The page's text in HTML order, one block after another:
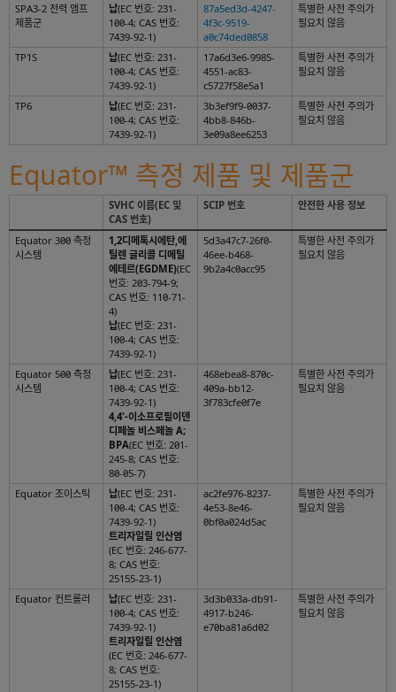
SPA3-2 전력 앰프
제품군
납(EC 번호: 231-
100-4; CAS 번호:
7439-92-1)
87a5ed3d-4247-
4f3c-9519-
a0c74ded0858
특별한 사전 주의가
필요치 않음
TP1S 납(EC 번호: 231-
100-4; CAS 번호:
7439-92-1)
17a6d3e6-9985-
4551-ac83-
c5727f58e5a1
특별한 사전 주의가
필요치 않음
TP6 납(EC 번호: 231-
100-4; CAS 번호:
7439-92-1)
3b3ef9f9-0037-
4bb8-846b-
3e09a8ee6253
특별한 사전 주의가
필요치 않음
Equator™ 측정 제품 및 제품군
SVHC 이름(EC 및
CAS 번호)
SCIP 번호 안전한 사용 정보
Equator 300 측정
시스템
1,2디메톡시에탄,에
틸렌 글리콜 디메틸
에테르(EGDME)(EC
번호: 203-794-9;
CAS 번호: 110-71-
4)
납(EC 번호: 231-
100-4; CAS 번호:
7439-92-1)
5d3a47c7-26f0-
46ee-b468-
9b2a4c0acc95
특별한 사전 주의가
필요치 않음
Equator 500 측정
시스템
납(EC 번호: 231-
100-4; CAS 번호:
7439-92-1)
4,4'-이소프로필이덴
디페놀 비스페놀 A;
BPA(EC 번호: 201-
245-8; CAS 번호:
80-05-7)
468ebea8-870c-
409a-bb12-
3f783cfe0f7e
특별한 사전 주의가
필요치 않음
Equator 조이스틱 납(EC 번호: 231-
100-4; CAS 번호:
7439-92-1)
트리자일릴 인산염
(EC 번호: 246-677-
8; CAS 번호:
25155-23-1)
ac2fe976-8237-
4e53-8e46-
0bf0a024d5ac
특별한 사전 주의가
필요치 않음
Equator 컨트롤러 납(EC 번호: 231-
100-4; CAS 번호:
7439-92-1)
트리자일릴 인산염
(EC 번호: 246-677-
8; CAS 번호:
25155-23-1)
3d3b033a-db91-
4917-b246-
e70ba81a6d02
특별한 사전 주의가
필요치 않음